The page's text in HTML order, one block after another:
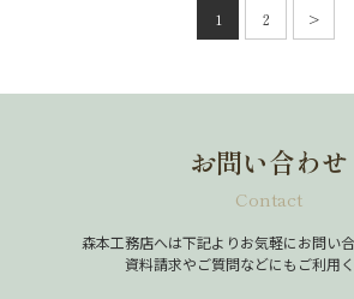
ペ
送
1 2 >
次
へ
お問い合わせ
Contact
森本工務店へは下記よりお気軽にお問い合
資料請求やご質問などにもご利用く